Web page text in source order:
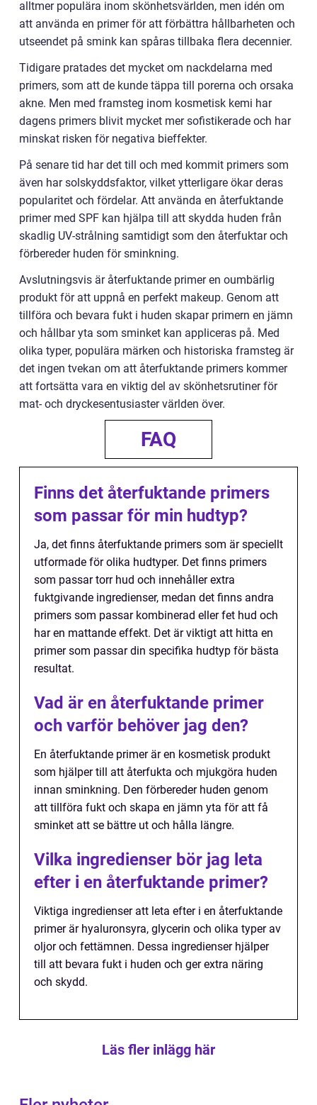
alltmer populära inom skönhetsvärlden, men idén om
att använda en primer för att förbättra hållbarheten och
utseendet på smink kan spåras tillbaka flera decennier.
Tidigare pratades det mycket om nackdelarna med
primers, som att de kunde täppa till porerna och orsaka
akne. Men med framsteg inom kosmetisk kemi har
dagens primers blivit mycket mer sofistikerade och har
minskat risken för negativa bieffekter.
På senare tid har det till och med kommit primers som
även har solskyddsfaktor, vilket ytterligare ökar deras
popularitet och fördelar. Att använda en återfuktande
primer med SPF kan hjälpa till att skydda huden från
skadlig UV-strålning samtidigt som den återfuktar och
förbereder huden för sminkning.
Avslutningsvis är återfuktande primer en oumbärlig
produkt för att uppnå en perfekt makeup. Genom att
tillföra och bevara fukt i huden skapar primern en jämn
och hållbar yta som sminket kan appliceras på. Med
olika typer, populära märken och historiska framsteg är
det ingen tvekan om att återfuktande primers kommer
att fortsätta vara en viktig del av skönhetsrutiner för
mat- och dryckesentusiaster världen över.
FAQ
Finns det återfuktande primers
som passar för min hudtyp?
Ja, det finns återfuktande primers som är speciellt
utformade för olika hudtyper. Det finns primers
som passar torr hud och innehåller extra
fuktgivande ingredienser, medan det finns andra
primers som passar kombinerad eller fet hud och
har en mattande effekt. Det är viktigt att hitta en
primer som passar din specifika hudtyp för bästa
resultat.
Vad är en återfuktande primer
och varför behöver jag den?
En återfuktande primer är en kosmetisk produkt
som hjälper till att återfukta och mjukgöra huden
innan sminkning. Den förbereder huden genom
att tillföra fukt och skapa en jämn yta för att få
sminket att se bättre ut och hålla längre.
Vilka ingredienser bör jag leta
efter i en återfuktande primer?
Viktiga ingredienser att leta efter i en återfuktande
primer är hyaluronsyra, glycerin och olika typer av
oljor och fettämnen. Dessa ingredienser hjälper
till att bevara fukt i huden och ger extra näring
och skydd.
Läs fler inlägg här